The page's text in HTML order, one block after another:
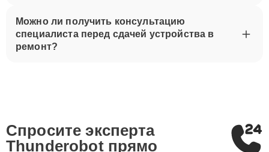
Можно ли получить консультацию
специалиста перед сдачей устройства в
ремонт?
Спросите эксперта
Thunderobot прямо